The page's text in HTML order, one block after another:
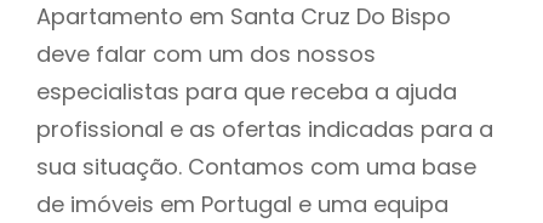
Apartamento em Santa Cruz Do Bispo
deve falar com um dos nossos
especialistas para que receba a ajuda
profissional e as ofertas indicadas para a
sua situação. Contamos com uma base
de imóveis em Portugal e uma equipa